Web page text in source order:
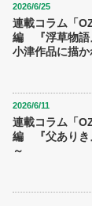
2026/6/25
連載コラム「
編 『浮草物語
小津作品に描
2026/6/11
連載コラム「
編 『父ありき
～